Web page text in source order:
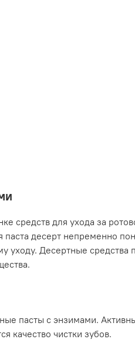
средств для ухода за
десерт непременно
уходу. Десертные средства
пасты с энзимами.
качество чистки зубов.